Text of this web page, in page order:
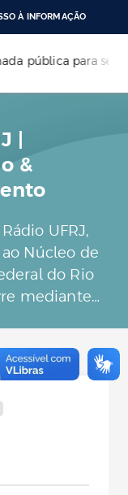
À INFORMAÇÃO
pública para
|
&
UFRJ,
Núcleo de
do Rio
mediante